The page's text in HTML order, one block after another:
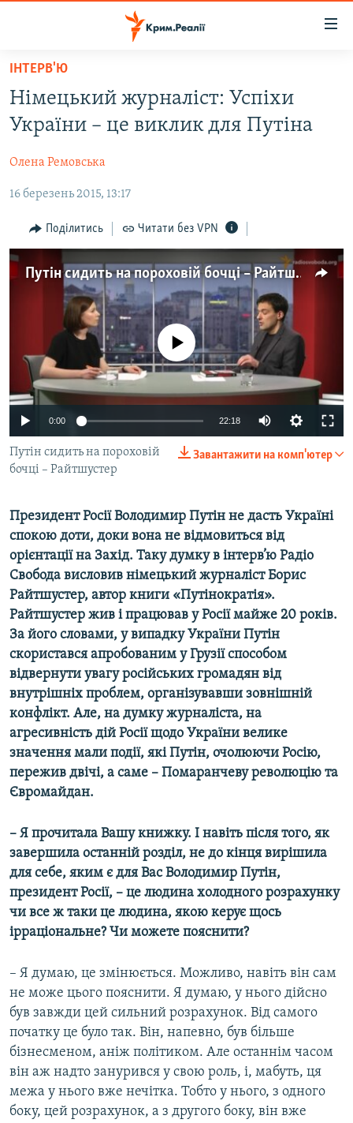
Перейти
основного
матеріалу
Перейти
до
навігації
Перейти
пошуку
ВОДА.КРИМ
ВІДЕО ТА ФОТО
ПОЛІТИКА
БЛОГИ
ПОГЛЯД
ІНТЕРВ'Ю
ВСЕ ЗА ДЕНЬ
СПЕЦПРОЕКТИ
ДЕПОРТАЦІЯ
ВІДЕОУРОКИ «ELIFBE»
СВІДЧЕННЯ ОКУПАЦІЇ
УКРАЇНСЬКА ПРОБЛЕМА КРИМУ
ІНФОГРАФІКА
ЯК ОБІЙТИ БЛОКУВАННЯ
Русский
Qırımtatar
ДОЛУЧАЙСЯ!
Усі сайти RFE/RL
ІНТЕРВ'Ю
Німецький журналіст: Успіхи
України – це виклик для Путіна
Олена Ремовська
16 березень 2015, 13:17
Поділитись Читати без VPN
Путін сидить на пороховій бочці – Райтшустер
No media source currently available
0:00 22:18
Завантажити на комп'ютер
Путін сидить на пороховій
бочці – Райтшустер
Президент Росії Володимир Путін не дасть Україні
спокою доти, доки вона не відмовиться від
орієнтації на Захід. Таку думку в інтерв’ю Радіо
Свобода висловив німецький журналіст Борис
Райтшустер, автор книги «Путінократія».
Райтшустер жив і працював у Росії майже 20 років.
За його словами, у випадку України Путін
скористався апробованим у Грузії способом
відвернути увагу російських громадян від
внутрішніх проблем, організувавши зовнішній
конфлікт. Але, на думку журналіста, на
агресивність дій Росії щодо України велике
значення мали події, які Путін, очолюючи Росію,
пережив двічі, а саме – Помаранчеву революцію та
Євромайдан.
– Я прочитала Вашу книжку. І навіть після того, як
завершила останній розділ, не до кінця вирішила
для себе, яким є для Вас Володимир Путін,
президент Росії, – це людина холодного розрахунку
чи все ж таки це людина, якою керує щось
ірраціональне? Чи можете пояснити?
– Я думаю, це змінюється. Можливо, навіть він сам
не може цього пояснити. Я думаю, у нього дійсно
був завжди цей сильний розрахунок. Від самого
початку це було так. Він, напевно, був більше
бізнесменом, аніж політиком. Але останнім часом
він аж надто занурився у свою роль, і, мабуть, ця
межа у нього вже нечітка. Тобто у нього, з одного
боку, цей розрахунок, а з другого боку, він вже